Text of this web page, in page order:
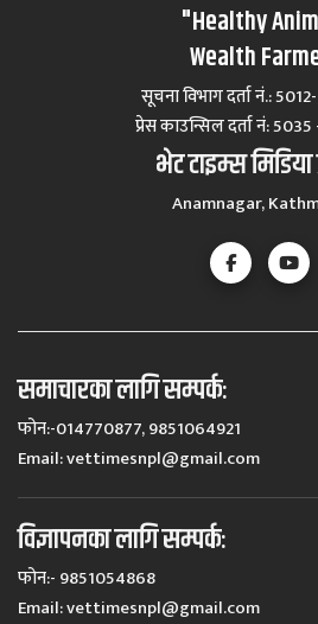
"Healthy
Wealth
सूचना विभाग दर्ता नं.:
प्रेस काउन्सिल दर्ता नं‍:
भेट टाइम्स मिडिया
Anamnagar,
समाचारका लागि सम्पर्कः
फोन:-014770877, 9851064921
Email:vettimesnpl@gmail.com
विज्ञापनका लागि सम्पर्कः
फोन:- 9851054868
Email:vettimesnpl@gmail.com